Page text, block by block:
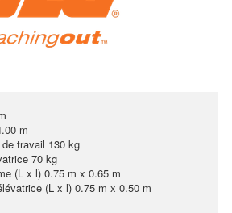
m
travail 130 kg
70 kg
(L x l) 0.75 m x 0.65 m
(L x l) 0.75 m x 0.50 m